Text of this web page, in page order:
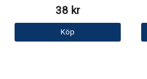
38 kr
Köp